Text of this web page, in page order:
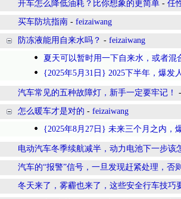
开车怎么降低油耗？比你想象的更简单 - 任
买车防坑指南 - feizaiwang
防冻液能用自来水吗？ - feizaiwang
夏天可以暂时用一下自来水，或者混
{2025年5月31日} 2025下半年，爆发
汽车常见的五种故障灯，新手一定要牢记！ -
怎么暖车才是对的 - feizaiwang
{2025年8月27日} 未来三个月之内，
电动汽车冬季续航减半，动力电池下一步该
汽车的“报警”信号，一旦发现赶紧处理，否
冬天来了，雾霾也来了，这些安全行车技巧